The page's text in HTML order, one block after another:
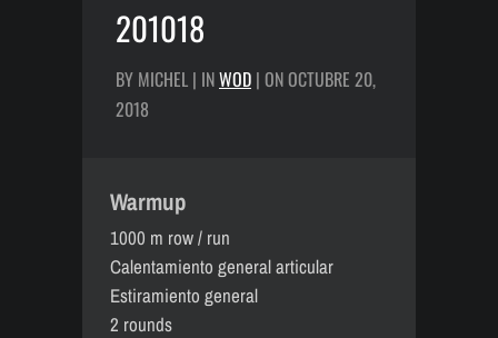
201018
BY MICHEL | INWOD | ON OCTUBRE 20,
2018
Warmup
1000 m row / run
Calentamiento general articular
Estiramiento general
2 rounds